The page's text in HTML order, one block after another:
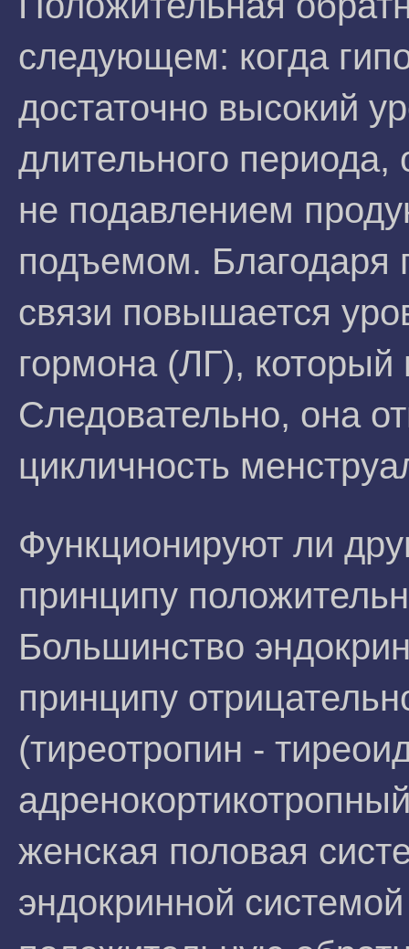
следующем: когда
достаточно высокий
длительного периода,
не подавлением
подъемом. Благодаря
связи повышается
гормона (ЛГ),
Следовательно, она
цикличность
Функционируют ли
принципу
Большинство
принципу
(тиреотропин -
женская половая
эндокринной